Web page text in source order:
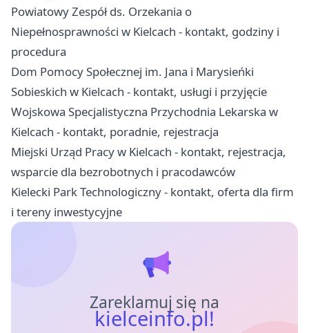
Powiatowy Zespół ds. Orzekania o
Niepełnosprawności w Kielcach - kontakt, godziny i
procedura
Dom Pomocy Społecznej im. Jana i Marysieńki
Sobieskich w Kielcach - kontakt, usługi i przyjęcie
Wojskowa Specjalistyczna Przychodnia Lekarska w
Kielcach - kontakt, poradnie, rejestracja
Miejski Urząd Pracy w Kielcach - kontakt, rejestracja,
wsparcie dla bezrobotnych i pracodawców
Kielecki Park Technologiczny - kontakt, oferta dla firm
i tereny inwestycyjne
Zareklamuj się na
kielceinfo.pl!